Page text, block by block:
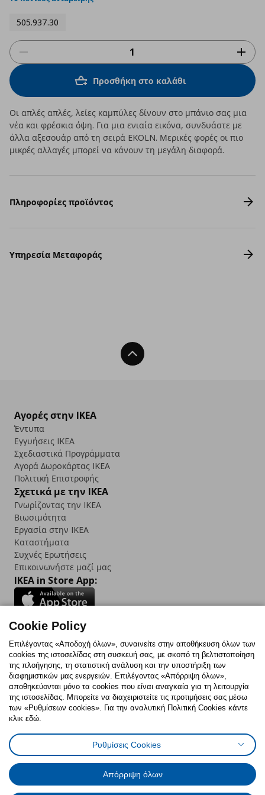
505.937.30
Προσθήκη στο καλάθι
Οι απλές απλές, λείες καμπύλες δίνουν στο μπάνιο σας μια
νέα και φρέσκια όψη. Για μια ενιαία εικόνα, συνδυάστε με
άλλα αξεσουάρ από τη σειρά EKOLN. Μερικές φορές οι πιο
μικρές αλλαγές μπορεί να κάνουν τη μεγάλη διαφορά.
Πληροφορίες προϊόντος
Υπηρεσία Μεταφοράς
Back To Top
Αγορές στην IKEA
Έντυπα
Εγγυήσεις IKEA
Σχεδιαστικά Προγράμματα
Αγορά Δωρoκάρτας IKEA
Πολιτική Επιστροφής
Σχετικά με την IKEA
Γνωρίζοντας την IKEA
Βιωσιμότητα
Εργασία στην IKEA
Καταστήματα
Συχνές Ερωτήσεις
Επικοινωνήστε μαζί μας
IKEA in Store App:
Follow us:
FacebookInstagram
TikTokYoutubePinterestTwitter
Πολιτική CookiesΔήλωση ψηφιακής προσβασιμότητας
Ρυθμίσεις cookiesΌροι Χρήσης
Γενική Πολιτική Προσωπικών Δεδομένων
Πολιτική Προσωπικών Δεδομένων για ΙΚΕΑ.gr
Κώδικας Καταναλωτικής Δεοντολογίας
Cookie Policy
Επιλέγοντας «Αποδοχή όλων», συναινείτε στην αποθήκευση όλων των
cookies της ιστοσελίδας στη συσκευή σας, με σκοπό τη βελτιστοποίηση
της πλοήγησης, τη στατιστική ανάλυση και την υποστήριξη των
διαφημιστικών μας ενεργειών. Επιλέγοντας «Απόρριψη όλων»,
αποθηκεύονται μόνο τα cookies που είναι αναγκαία για τη λειτουργία
της ιστοσελίδας. Μπορείτε να διαχειριστείτε τις προτιμήσεις σας μέσω
των «Ρυθμίσεων cookies». Για την αναλυτική Πολιτική Cookies κάντε
κλικ εδώ.
Ρυθμίσεις Cookies
Απόρριψη όλων